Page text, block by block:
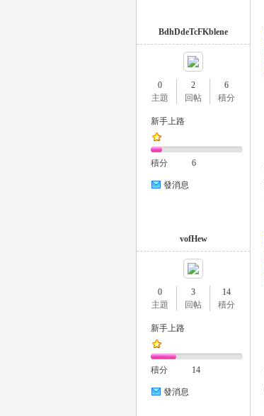
BdhDdeTcFKblene
0
主題
2
回帖
6
積分
新手上路
積分 6
發消息
vofHew
0
主題
3
回帖
14
積分
新手上路
積分 14
發消息